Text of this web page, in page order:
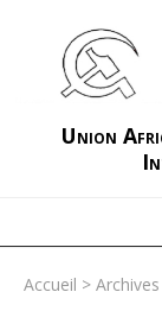
Union
Accueil > Archives